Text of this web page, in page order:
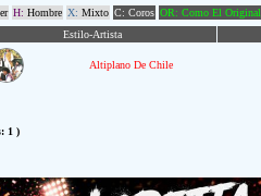
H: Hombre X: Mixto C: Coros OR: Como El Original
Estilo-Artista
Altiplano De Chile
1 )